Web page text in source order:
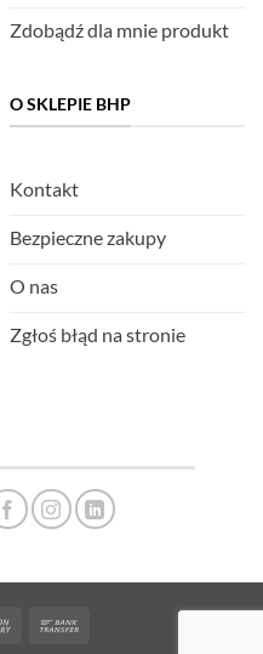
Zdobądź dla mnie produkt
O SKLEPIE BHP
Kontakt
Bezpieczne zakupy
O nas
Zgłoś błąd na stronie
Cash